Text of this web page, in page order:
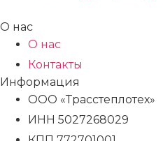
О нас
О нас
Контакты
Информация
ООО «Трасстеплотех»
ИНН 5027268029